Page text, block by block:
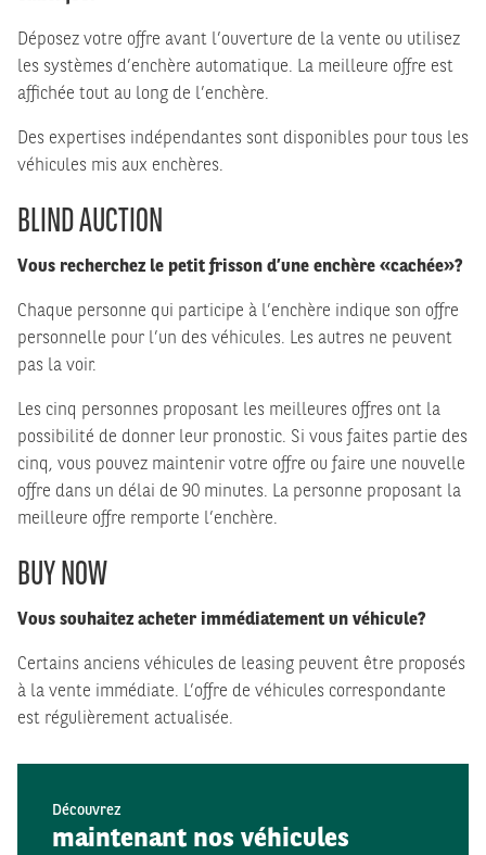
Déposez votre offre avant l’ouverture de la vente ou utilisez
les systèmes d’enchère automatique. La meilleure offre est
affichée tout au long de l’enchère.
Des expertises indépendantes sont disponibles pour tous les
véhicules mis aux enchères.
BLIND AUCTION
Vous recherchez le petit frisson d’une enchère «cachée»?
Chaque personne qui participe à l’enchère indique son offre
personnelle pour l’un des véhicules. Les autres ne peuvent
pas la voir.
Les cinq personnes proposant les meilleures offres ont la
possibilité de donner leur pronostic. Si vous faites partie des
cinq, vous pouvez maintenir votre offre ou faire une nouvelle
offre dans un délai de 90 minutes. La personne proposant la
meilleure offre remporte l’enchère.
BUY NOW
Vous souhaitez acheter immédiatement un véhicule?
Certains anciens véhicules de leasing peuvent être proposés
à la vente immédiate. L’offre de véhicules correspondante
est régulièrement actualisée.
Découvrez
maintenant nos véhicules